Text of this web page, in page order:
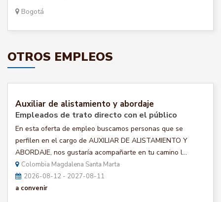
Bogotá
OTROS EMPLEOS
Auxiliar de alistamiento y abordaje
Empleados de trato directo con el público
En esta oferta de empleo buscamos personas que se
perfilen en el cargo de AUXILIAR DE ALISTAMIENTO Y
ABORDAJE, nos gustaría acompañarte en tu camino l...
Colombia Magdalena Santa Marta
2026-08-12 - 2027-08-11
a convenir